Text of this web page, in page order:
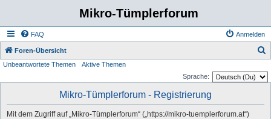
Mikro-Tümplerforum
FAQ Anmelden
Foren-Übersicht
Unbeantwortete Themen
Aktive Themen
Sprache:
Mikro-Tümplerforum - Registrierung
Mit dem Zugriff auf „Mikro-Tümplerforum“ („https://mikro-tuemplerforum.at“)